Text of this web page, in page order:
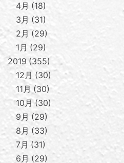
4月
18
3月
31
2月
29
1月
29
2019 355
12月
30
11月 30
10月 30
9月
29
8月
33
7月
31
6月
29